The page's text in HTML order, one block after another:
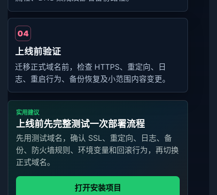
04
上线前验证
迁移正式域名前，检查 HTTPS、重定向、日
志、重启行为、备份恢复及小范围内容变更。
实用建议
上线前先完整测试一次部署流程
先用测试域名，确认 SSL、重定向、日志、备
份、防火墙规则、环境变量和回滚行为，再切换
正式域名。
打开安装项目